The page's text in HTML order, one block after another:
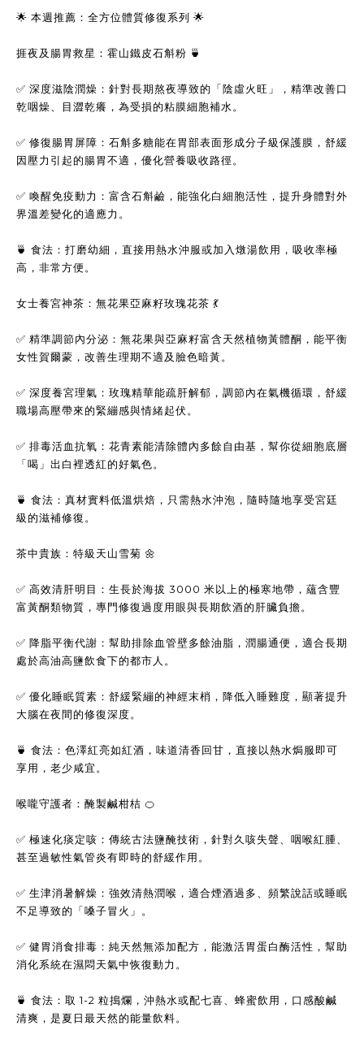
🌟 本週推薦：全方位體質修復系列 🌟
捱夜及腸胃救星：霍山鐵皮石斛粉 🍵
✅ 深度滋陰潤燥：針對長期熬夜導致的「陰虛火旺」，精準改善口
乾咽燥、目澀乾癢，為受損的粘膜細胞補水。
✅ 修復腸胃屏障：石斛多糖能在胃部表面形成分子級保護膜，舒緩
因壓力引起的腸胃不適，優化營養吸收路徑。
✅ 喚醒免疫動力：富含石斛鹼，能強化白細胞活性，提升身體對外
界溫差變化的適應力。
🍵 食法：打磨幼細，直接用熱水沖服或加入燉湯飲用，吸收率極
高，非常方便。
女士養宮神茶：無花果亞麻籽玫瑰花茶 💃
✅ 精準調節內分泌：無花果與亞麻籽富含天然植物黃體酮，能平衡
女性賀爾蒙，改善生理期不適及臉色暗黃。
✅ 深度養宮理氣：玫瑰精華能疏肝解郁，調節內在氣機循環，舒緩
職場高壓帶來的緊繃感與情緒起伏。
✅ 排毒活血抗氧：花青素能清除體內多餘自由基，幫你從細胞底層
「喝」出白裡透紅的好氣色。
🍵 食法：真材實料低溫烘焙，只需熱水沖泡，隨時隨地享受宮廷
級的滋補修復。
茶中貴族：特級天山雪菊 🌼
✅ 高效清肝明目：生長於海拔 3000 米以上的極寒地帶，蘊含豐
富黃酮類物質，專門修復過度用眼與長期飲酒的肝臟負擔。
✅ 降脂平衡代謝：幫助排除血管壁多餘油脂，潤腸通便，適合長期
處於高油高鹽飲食下的都市人。
✅ 優化睡眠質素：舒緩緊繃的神經末梢，降低入睡難度，顯著提升
大腦在夜間的修復深度。
🍵 食法：色澤紅亮如紅酒，味道清香回甘，直接以熱水焗服即可
享用，老少咸宜。
喉嚨守護者：醃製鹹柑桔 🍊
✅ 極速化痰定咳：傳統古法鹽醃技術，針對久咳失聲、咽喉紅腫、
甚至過敏性氣管炎有即時的舒緩作用。
✅ 生津消暑解燥：強效清熱潤喉，適合煙酒過多、頻繁說話或睡眠
不足導致的「嗓子冒火」。
✅ 健胃消食排毒：純天然無添加配方，能激活胃蛋白酶活性，幫助
消化系統在濕悶天氣中恢復動力。
🍵 食法：取 1-2 粒搗爛，沖熱水或配七喜、蜂蜜飲用，口感酸鹹
清爽，是夏日最天然的能量飲料。